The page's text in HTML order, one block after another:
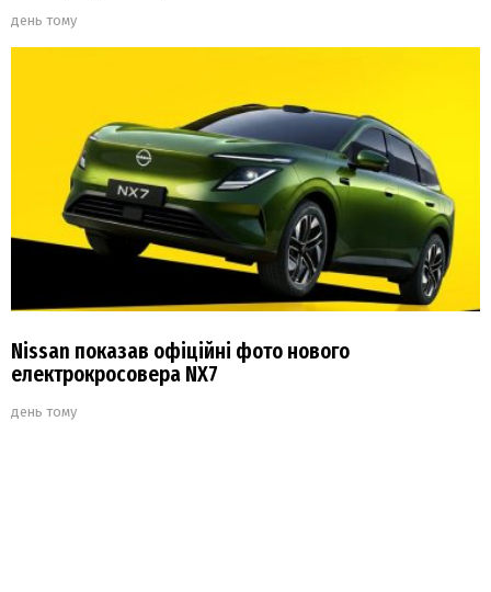
день тому
Nissan показав офіційні фото нового
електрокросовера NX7
день тому